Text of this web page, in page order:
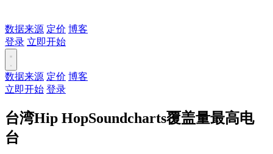
数据来源 定价 博客
登录 立即开始
数据来源 定价 博客
立即开始 登录
台湾Hip HopSoundcharts覆盖量最高电
台